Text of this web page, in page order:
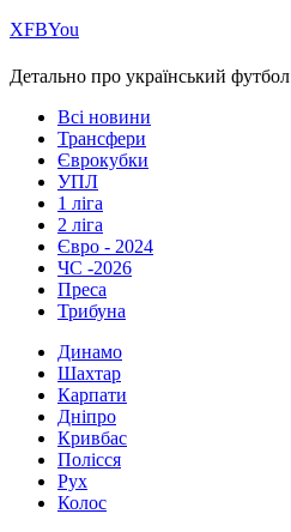
ХFBYou
Детально про український футбол
Всі новини
Трансфери
Єврокубки
УПЛ
1 ліга
2 ліга
Євро - 2024
ЧС -2026
Преса
Трибуна
Динамо
Шахтар
Карпати
Дніпро
Кривбас
Полісся
Рух
Колос